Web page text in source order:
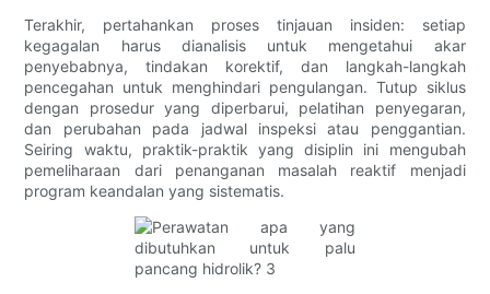
Terakhir, pertahankan proses tinjauan insiden: setiap
kegagalan harus dianalisis untuk mengetahui akar
penyebabnya, tindakan korektif, dan langkah-langkah
pencegahan untuk menghindari pengulangan. Tutup siklus
dengan prosedur yang diperbarui, pelatihan penyegaran,
dan perubahan pada jadwal inspeksi atau penggantian.
Seiring waktu, praktik-praktik yang disiplin ini mengubah
pemeliharaan dari penanganan masalah reaktif menjadi
program keandalan yang sistematis.